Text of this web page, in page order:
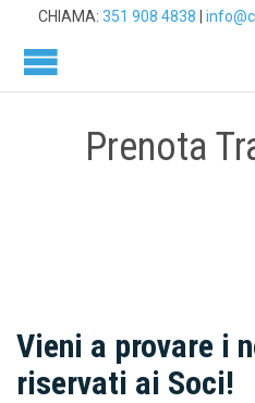
CHIAMA: 351 908 4838
Prenota
Vieni a provare i
riservati ai Soci!